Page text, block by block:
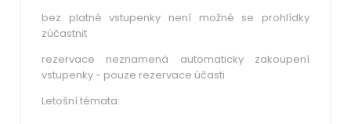
bez platné vstupenky není možné se prohlídky
zúčastnit
rezervace neznamená automaticky zakoupení
vstupenky - pouze rezervace účasti
Letošní témata: